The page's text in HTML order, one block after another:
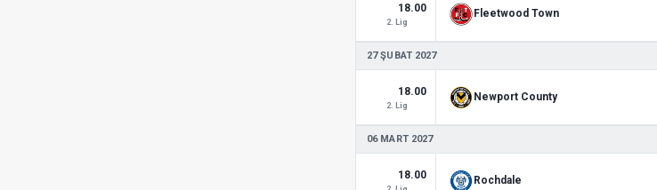
18.00
2. Lig
Fleetwood Town
27 ŞUBAT 2027
18.00
2. Lig
Newport County
06 MART 2027
18.00 Rochdale